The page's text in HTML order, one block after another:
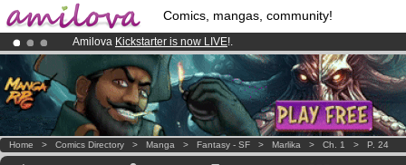
Comics, mangas, community!
Amilova Kickstarter is now LIVE!.
Already 134393membersand 1208comics & mangas!.
Premium membership from3.95 euros per month !Get membership
Home > Comics Directory > Manga > Fantasy - SF > Marlika > Ch. 1 > P. 24